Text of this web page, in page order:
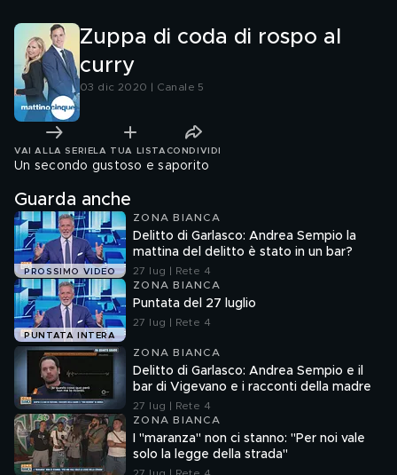
Zuppa di coda di rospo al
curry
03 dic 2020 | Canale 5
VAI ALLA SERIE LA TUA LISTA CONDIVIDI
Un secondo gustoso e saporito
Guarda anche
PROSSIMO VIDEO
ZONA BIANCA
Delitto di Garlasco: Andrea Sempio la
mattina del delitto è stato in un bar?
27 lug | Rete 4
PUNTATA INTERA
ZONA BIANCA
Puntata del 27 luglio
27 lug | Rete 4
ZONA BIANCA
Delitto di Garlasco: Andrea Sempio e il
bar di Vigevano e i racconti della madre
27 lug | Rete 4
ZONA BIANCA
I "maranza" non ci stanno: "Per noi vale
solo la legge della strada"